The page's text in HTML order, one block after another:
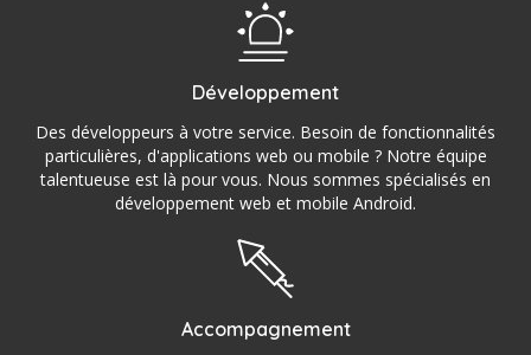
Développement
Des développeurs à votre service. Besoin de fonctionnalités
particulières, d'applications web ou mobile ? Notre équipe
talentueuse est là pour vous. Nous sommes spécialisés en
développement web et mobile Android.
Accompagnement